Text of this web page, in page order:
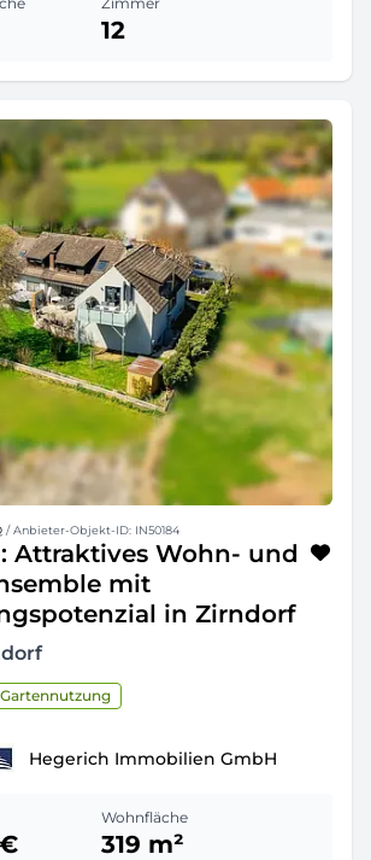
12
/ Anbieter-Objekt-ID: IN50184
Attraktives Wohn- und
mit
in Zirndorf
Gartennutzung
Hegerich Immobilien GmbH
Wohnfläche
319 m²